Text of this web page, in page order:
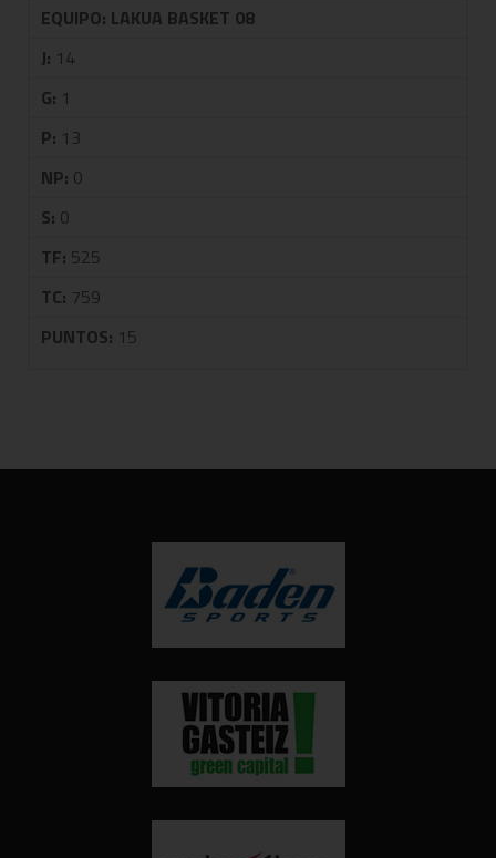
EQUIPO: LAKUA BASKET 08
J: 14
G: 1
P: 13
NP: 0
S: 0
TF: 525
TC: 759
PUNTOS: 15